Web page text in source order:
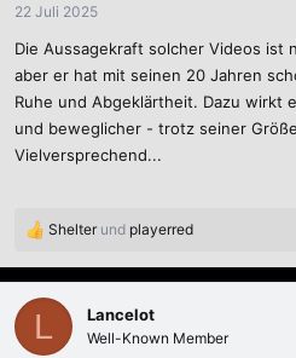
22 Juli 2025
Die Aussagekraft solcher Videos ist
aber er hat mit seinen 20 Jahren
Ruhe und Abgeklärtheit. Dazu wirkt
und beweglicher - trotz seiner
Vielversprechend...
R
a
k
i
Shelter und playerred
L Lancelot
Well-Known Member